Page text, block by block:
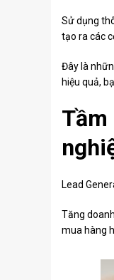
Sử dụng
tạo ra các
Đây là
hiệu quả,
Tầm
Lead
Tăng
mua hàng